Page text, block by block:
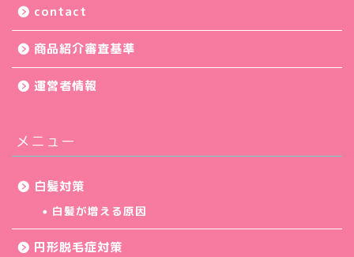
contact
商品紹介審査基準
運営者情報
メニュー
白髪対策
白髪が増える原因
円形脱毛症対策